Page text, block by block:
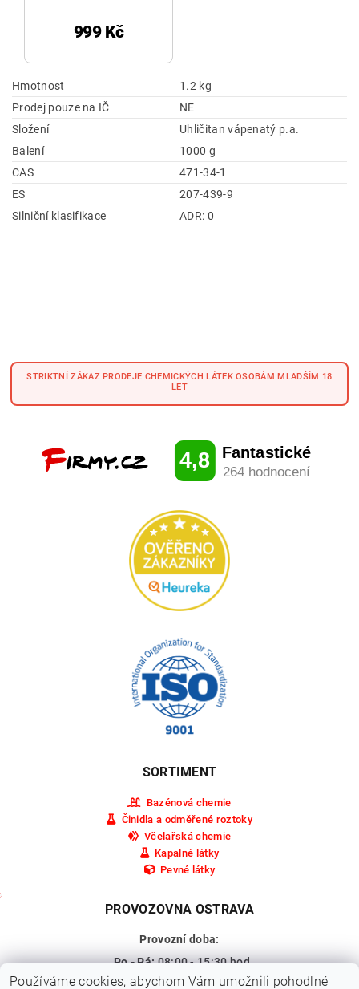
999 Kč
Hmotnost
1.2 kg
Prodej pouze na IČ
NE
Složení
Uhličitan vápenatý p.a.
Balení
1000 g
CAS
471-34-1
ES
207-439-9
Silniční klasifikace
ADR: 0
STRIKTNÍ ZÁKAZ PRODEJE CHEMICKÝCH LÁTEK OSOBÁM MLADŠÍM 18
LET
SORTIMENT
Bazénová chemie
Činidla a odměřené roztoky
Včelařská chemie
Kapalné látky
Pevné látky
PROVOZOVNA OSTRAVA
Provozní doba:
Po - Pá:08:00 - 15:30 hod.
So - Ne:Zavřeno
Používáme cookies, abychom Vám umožnili pohodlné